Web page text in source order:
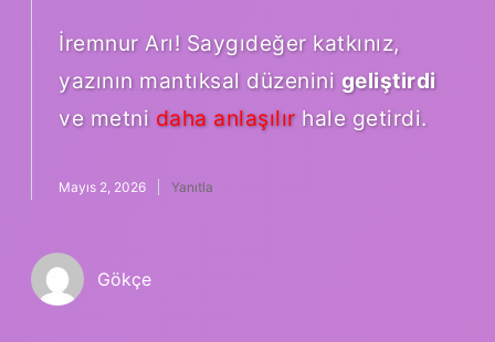
İremnur Arı! Saygıdeğer katkınız,
yazının mantıksal düzenini geliştirdi
ve metni daha anlaşılır hale getirdi.
Mayıs 2, 2026 Yanıtla
Gökçe